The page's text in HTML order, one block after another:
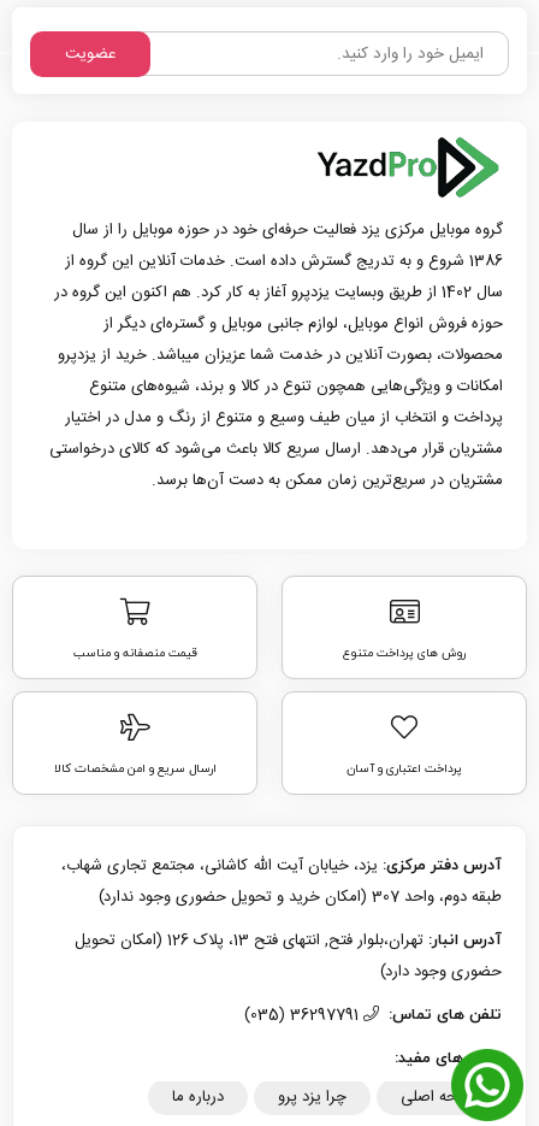
عضویت
گروه موبایل مرکزی یزد فعالیت حرفه‌ای خود در حوزه موبایل را از سال
1386 شروع و به تدریج گسترش داده است. خدمات آنلاین این گروه از
سال 1402 از طریق وبسایت یزدپرو آغاز به کار کرد. هم اکنون این گروه در
حوزه فروش انواع موبایل، لوازم جانبی موبایل و گستره‌ای دیگر از
محصولات، بصورت آنلاین در خدمت شما عزیزان میباشد. خرید از یزدپرو
امکانات و ویژگی‌هایی همچون تنوع در کالا و برند، شیوه‌های متنوع
پرداخت و انتخاب از میان طیف وسیع و متنوع از رنگ و مدل در اختیار
مشتریان قرار می‌دهد. ارسال سریع کالا باعث می‌شود که کالای درخواستی
مشتریان در سریع‌ترین زمان ممکن به دست آن‌ها برسد.
روش های پرداخت متنوع قیمت منصفانه و مناسب
پرداخت اعتباری و آسان ارسال سریع و امن مشخصات کالا
آدرس دفتر مرکزی: یزد، خیابان آیت الله کاشانی، مجتمع تجاری شهاب،
طبقه دوم، واحد 307 (امکان خرید و تحویل حضوری وجود ندارد)
آدرس انبار:
تهران،بلوار فتح, انتهای فتح 13، پلاک 126 (امکان تحویل
حضوری وجود دارد)
تلفن های تماس:
لینک های مفید:
صفحه اصلی چرا یزد پرو درباره ما